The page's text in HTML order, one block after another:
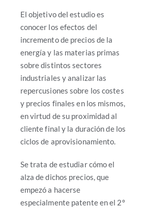
El objetivo del estudio es
conocer los efectos del
incremento de precios de la
energía y las materias primas
sobre distintos sectores
industriales y analizar las
repercusiones sobre los costes
y precios finales en los mismos,
en virtud de su proximidad al
cliente final y la duración de los
ciclos de aprovisionamiento.
Se trata de estudiar cómo el
alza de dichos precios, que
empezó a hacerse
especialmente patente en el 2º